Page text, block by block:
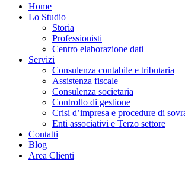
Home
Lo Studio
Storia
Professionisti
Centro elaborazione dati
Servizi
Consulenza contabile e tributaria
Assistenza fiscale
Consulenza societaria
Controllo di gestione
Crisi d’impresa e procedure di
Enti associativi e Terzo settore
Contatti
Blog
Area Clienti